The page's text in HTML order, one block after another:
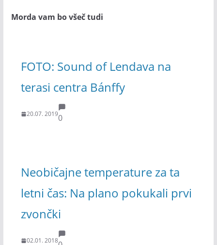
Morda vam bo všeč tudi
FOTO: Sound of Lendava na
terasi centra Bánffy
20.07. 20190
Neobičajne temperature za ta
letni čas: Na plano pokukali prvi
zvončki
02.01. 2018